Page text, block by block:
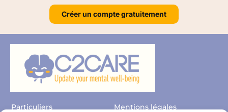
Créer un compte gratuitement
Particuliers
Mentions légales